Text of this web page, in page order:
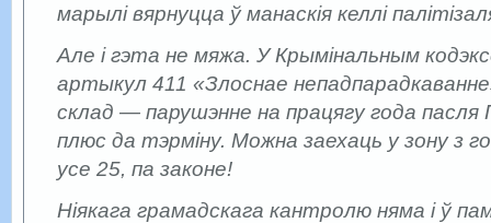
марылі вярнуцца ў манаскія келлі
Але і гэта не мяжа. У Крымінальным
артыкул 411 «Злоснае
склад — парушэнне на працягу года пасля
плюс да тэрміну. Можна заехаць у зону з
усе 25, па законе!
Ніякага грамадскага кантролю няма і ў